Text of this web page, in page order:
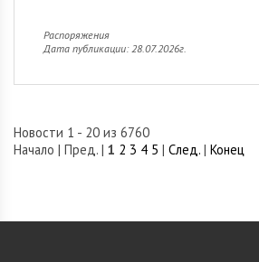
Распоряжения
Дата публикации: 28.07.2026г.
Новости 1 - 20 из 6760
Начало | Пред. | 1 2 3 4 5 | След. | Конец